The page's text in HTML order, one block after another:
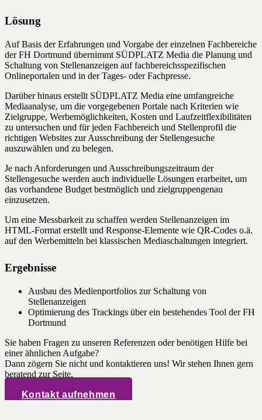
Lösung
Auf Basis der Erfahrungen und Vorgabe der einzelnen Fachbereiche
der FH Dortmund übernimmt SÜDPLATZ Media die Planung und
Schaltung von Stellenanzeigen auf fachbereichsspezifischen
Onlineportalen und in der Tages- oder Fachpresse.
Darüber hinaus erstellt SÜDPLATZ Media eine umfangreiche
Mediaanalyse, um die vorgegebenen Portale nach Kriterien wie
Zielgruppe, Werbemöglichkeiten, Kosten und Laufzeitflexibilitäten
zu untersuchen und für jeden Fachbereich und Stellenprofil die
richtigen Websites zur Ausschreibung der Stellengesuche
auszuwählen und zu belegen.
Je nach Anforderungen und Ausschreibungszeitraum der
Stellengesuche werden auch individuelle Lösungen erarbeitet, um
das vorhandene Budget bestmöglich und zielgruppengenau
einzusetzen.
Um eine Messbarkeit zu schaffen werden Stellenanzeigen im
HTML-Format erstellt und Response-Elemente wie QR-Codes o.ä.
auf den Werbemitteln bei klassischen Mediaschaltungen integriert.
Ergebnisse
Ausbau des Medienportfolios zur Schaltung von
Stellenanzeigen
Optimierung des Trackings über ein bestehendes Tool der FH
Dortmund
Sie haben Fragen zu unseren Referenzen oder benötigen Hilfe bei
einer ähnlichen Aufgabe?
Dann zögern Sie nicht und kontaktieren uns! Wir stehen Ihnen gern
beratend zur Seite.
Kontakt aufnehmen